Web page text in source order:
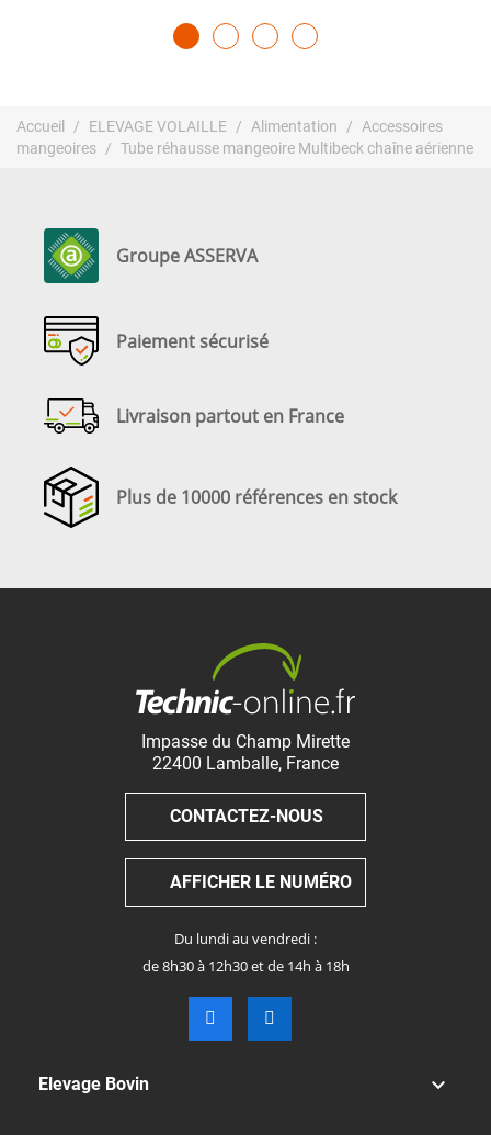
Accueil ELEVAGE VOLAILLE Alimentation
Accessoires
mangeoires
Tube réhausse mangeoire Multibeck chaîne aérienne
Groupe ASSERVA
Paiement sécurisé
Livraison partout en France
Plus de 10000 références en stock
Impasse du Champ Mirette
22400 Lamballe, France
CONTACTEZ-NOUS
AFFICHER LE NUMÉRO
Du lundi au vendredi :
de 8h30 à 12h30 et de 14h à 18h
Elevage Bovin 